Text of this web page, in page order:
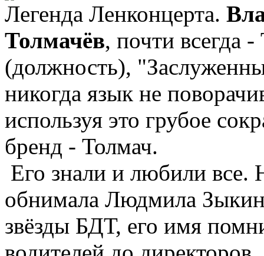
Легенда Ленконцерта.
Толмачёв, почти всегда
(должность),
никогда язык не
используя это грубое
бренд - Толмач.
Его знали и любили все.
обнимала Людмила
звёзды БДТ, его имя